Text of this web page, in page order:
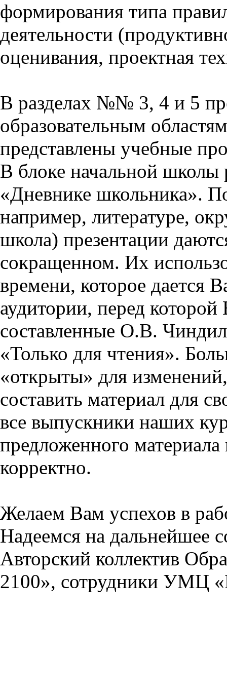
формирования типа
деятельности
оценивания, проектная
В разделах №№ 3, 4 и 5
образовательным
представлены учебные
В блоке начальной школы
«Дневнике школьника».
например, литературе,
школа) презентации
сокращенном. Их
времени, которое дается
аудитории, перед
составленные О.В.
«Только для чтения».
«открыты» для
составить материал для
все выпускники наших
предложенного
корректно.
Желаем Вам успехов в
Надеемся на дальнейшее
Авторский коллектив
2100», сотрудники УМЦ